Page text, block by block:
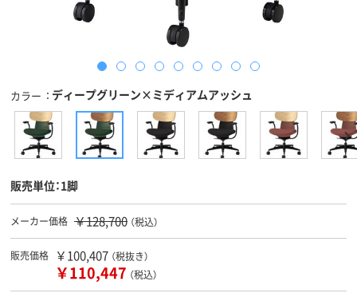
カラー ディープグリーン×ミディアムアッシュ
販売単位：1脚
メーカー価格 ￥128,700 （税込）
販売価格 ￥100,407 （税抜き）
￥110,447 （税込）